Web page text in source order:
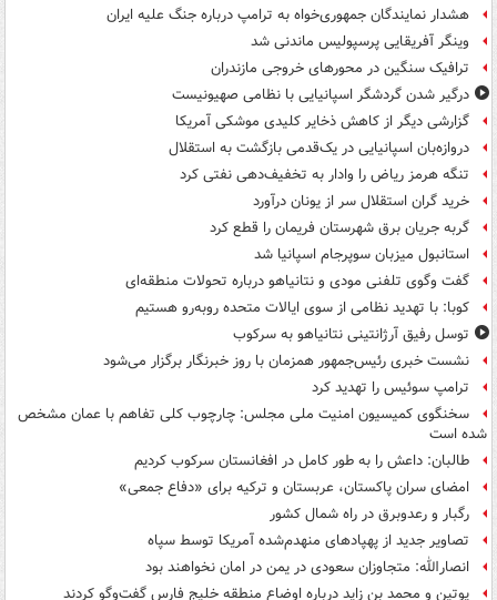
هشدار نمایندگان جمهوری‌خواه به ترامپ درباره جنگ علیه ایران
وینگر آفریقایی پرسپولیس ماندنی شد
ترافیک سنگین در محورهای خروجی مازندران
درگیر شدن گردشگر اسپانیایی با نظامی صهیونیست
گزارشی دیگر از کاهش ذخایر کلیدی موشکی آمریکا
دروازه‌بان اسپانیایی در یک‌قدمی بازگشت به استقلال
تنگه هرمز ریاض را وادار به تخفیف‌دهی نفتی کرد
خرید گران استقلال سر از یونان درآورد
گربه جریان برق شهرستان فریمان را قطع کرد
استانبول میزبان سوپرجام اسپانیا شد
گفت وگوی تلفنی مودی و نتانیاهو درباره تحولات منطقه‌ای
کوبا: با تهدید نظامی از سوی ایالات متحده روبه‌رو هستیم
توسل رفیق آرژانتینی نتانیاهو به سرکوب
نشست خبری رئیس‌جمهور همزمان با روز خبرنگار برگزار می‌شود
ترامپ سوئیس را تهدید کرد
سخنگوی کمیسیون امنیت ملی مجلس: چارچوب کلی تفاهم با عمان مشخص
شده است
طالبان: داعش را به طور کامل در افغانستان سرکوب کردیم
امضای سران پاکستان، عربستان و ترکیه برای «دفاع جمعی»
رگبار و رعدوبرق در راه شمال کشور
تصاویر جدید از پهپادهای منهدم‌شده آمریکا توسط سپاه
انصارالله: متجاوزان سعودی در یمن در امان نخواهند بود
پوتین و محمد بن زاید درباره اوضاع منطقه خلیج فارس گفت‌وگو کردند